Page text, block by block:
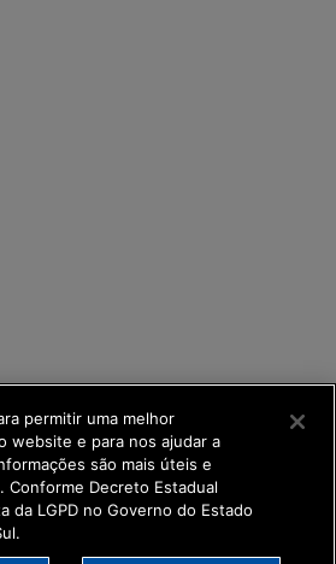
Executiva de Transformação
permitir uma melhor
website e para nos ajudar a
são mais úteis e
Conforme Decreto Estadual
da LGPD no Governo do Estado